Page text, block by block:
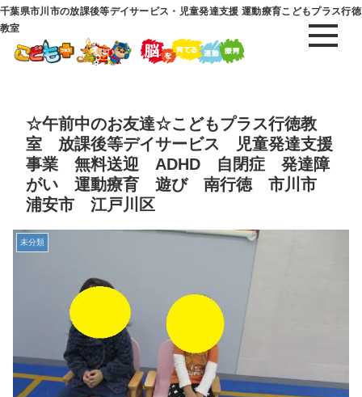
千葉県市川市の放課後等デイサービス・児童発達支援 運動療育こどもプラス行徳
教室
☆午前中のお友達☆こどもプラス行徳教
室 放課後等デイサービス 児童発達支援
事業 無料送迎 ADHD 自閉症 発達障
がい 運動療育 遊び 南行徳 市川市
浦安市 江戸川区
未分類